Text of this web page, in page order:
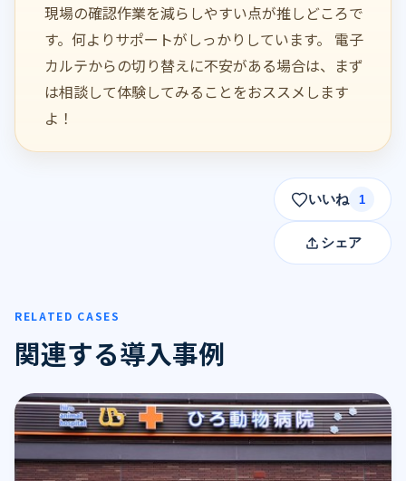
現場の確認作業を減らしやすい点が推しどころで
す。何よりサポートがしっかりしています。 電子
カルテからの切り替えに不安がある場合は、まず
は相談して体験してみることをおススメします
よ！
いいね 1
シェア
RELATED CASES
関連する導入事例